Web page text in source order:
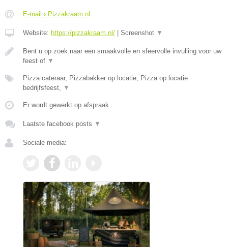
E-mail › Pizzakraam.nl
Website: https://pizzakraam.nl/ Screenshot ▼
Bent u op zoek naar een smaakvolle en sfeervolle invulling voor uw
feest of ▼
Pizza cateraar, Pizzabakker op locatie, Pizza op locatie
bedrijfsfeest, ▼
Er wordt gewerkt op afspraak.
Laatste facebook posts ▼
Sociale media: